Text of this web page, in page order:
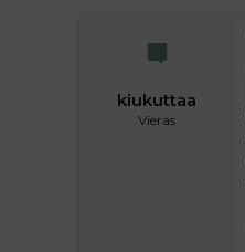
kiukuttaa
Vieras